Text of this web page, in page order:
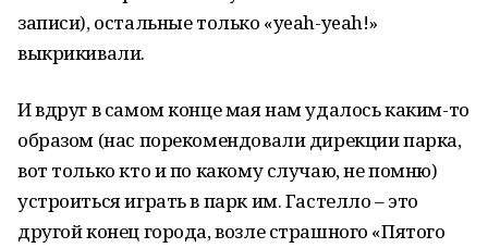
записи), остальные только «yeah-yeah!»
выкрикивали.
И вдруг в самом конце мая нам удалось каким-то
образом (нас порекомендовали дирекции парка,
вот только кто и по какому случаю, не помню)
устроиться играть в парк им. Гастелло – это
другой конец города, возле страшного «Пятого